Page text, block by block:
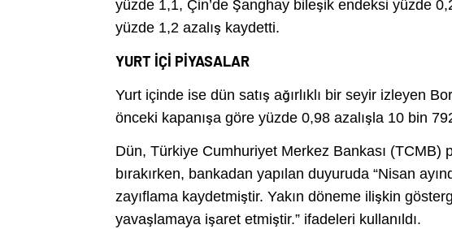
yüzde 1,1, Çin’de Şanghay bileşik endeksi yüzde
yüzde 1,2 azalış kaydetti.
YURT İÇİ PİYASALAR
Yurt içinde ise dün satış ağırlıklı bir seyir izleyen
önceki kapanışa göre yüzde 0,98 azalışla 10 bin
Dün, Türkiye Cumhuriyet Merkez Bankası (TCMB)
bırakırken, bankadan yapılan duyuruda “Nisan
zayıflama kaydetmiştir. Yakın döneme ilişkin
yavaşlamaya işaret etmiştir.” ifadeleri kullanıldı.